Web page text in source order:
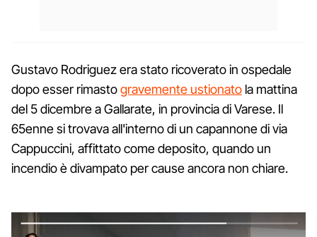
Gustavo Rodriguez era stato ricoverato in ospedale
dopo esser rimastogravemente ustionato la mattina
del 5 dicembre a Gallarate, in provincia di Varese. Il
65enne si trovava all'interno di un capannone di via
Cappuccini, affittato come deposito, quando un
incendio è divampato per cause ancora non chiare.